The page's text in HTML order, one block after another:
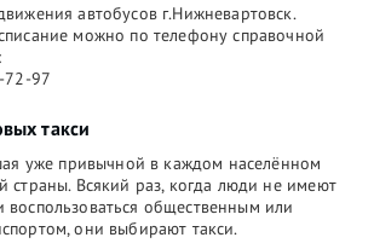
автобусов г.Нижневартовск.
можно по телефону справочной
72-97
такси
уже привычной в каждом населённом
страны. Всякий раз, когда люди не имеют
воспользоваться общественным или
они выбирают такси.